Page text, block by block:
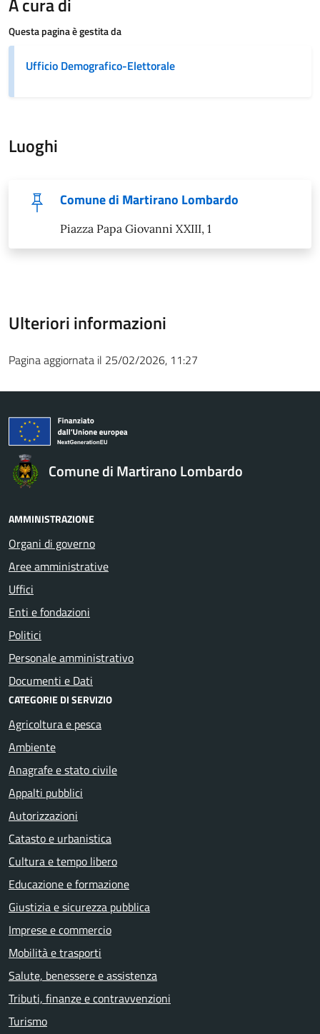
Questa pagina è gestita da
Ufficio Demografico-Elettorale
Luoghi
Comune di Martirano Lombardo
Piazza Papa Giovanni XXIII, 1
Ulteriori informazioni
Pagina aggiornata il 25/02/2026, 11:27
Comune di Martirano Lombardo
AMMINISTRAZIONE
Organi di governo
Aree amministrative
Uffici
Enti e fondazioni
Politici
Personale amministrativo
Documenti e Dati
CATEGORIE DI SERVIZIO
Agricoltura e pesca
Ambiente
Anagrafe e stato civile
Appalti pubblici
Autorizzazioni
Catasto e urbanistica
Cultura e tempo libero
Educazione e formazione
Giustizia e sicurezza pubblica
Imprese e commercio
Mobilità e trasporti
Salute, benessere e assistenza
Tributi, finanze e contravvenzioni
Turismo